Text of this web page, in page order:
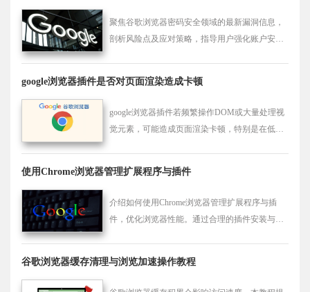
聚焦谷歌浏览器密码安全领域的最新漏洞信息，
剖析风险点及应对策略，指导用户强化账户安全
google浏览器插件是否对页面渲染造成卡顿
google浏览器插件若频繁操作DOM或大量处理视
觉元素，可能造成页面渲染卡顿，特别是在低性
使用Chrome浏览器管理扩展程序与插件
介绍如何使用Chrome浏览器管理扩展程序与插
件，优化浏览器性能。通过合理的插件安装与管
谷歌浏览器缓存清理与浏览加速操作教程